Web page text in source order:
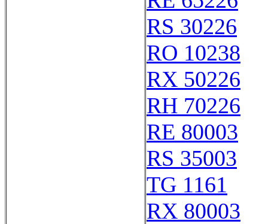
RS 30226
RO 10238
RX 50226
RH 70226
RE 80003
RS 35003
TG 1161
RX 80003